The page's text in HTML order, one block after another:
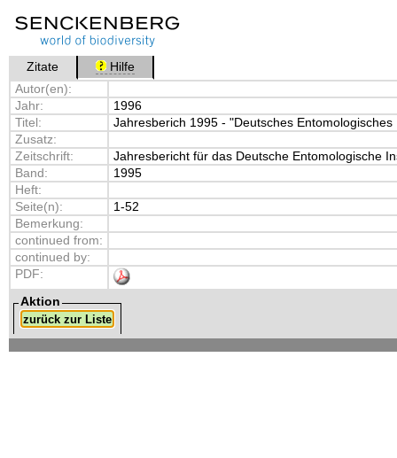
Zitate
Hilfe
Autor(en):
Jahr:
1996
Titel:
Jahresberich 1995 - "Deutsches
Zusatz:
Zeitschrift:
Jahresbericht für das Deutsche Entomologische
Band:
1995
Heft:
Seite(n):
1-52
Bemerkung:
continued from:
continued by:
PDF:
Aktion